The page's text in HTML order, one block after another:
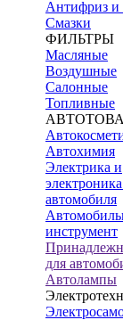
Антифриз и
Смазки
ФИЛЬТРЫ
Масляные
Воздушные
Салонные
Топливные
Автохимия
Электрика и
автомобиля
инструмент
для
Автолампы